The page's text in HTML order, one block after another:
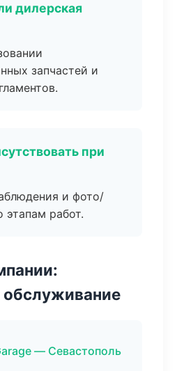
дилерская
запчастей и
при
и фото/
этапам работ.
обслуживание
— Севастополь